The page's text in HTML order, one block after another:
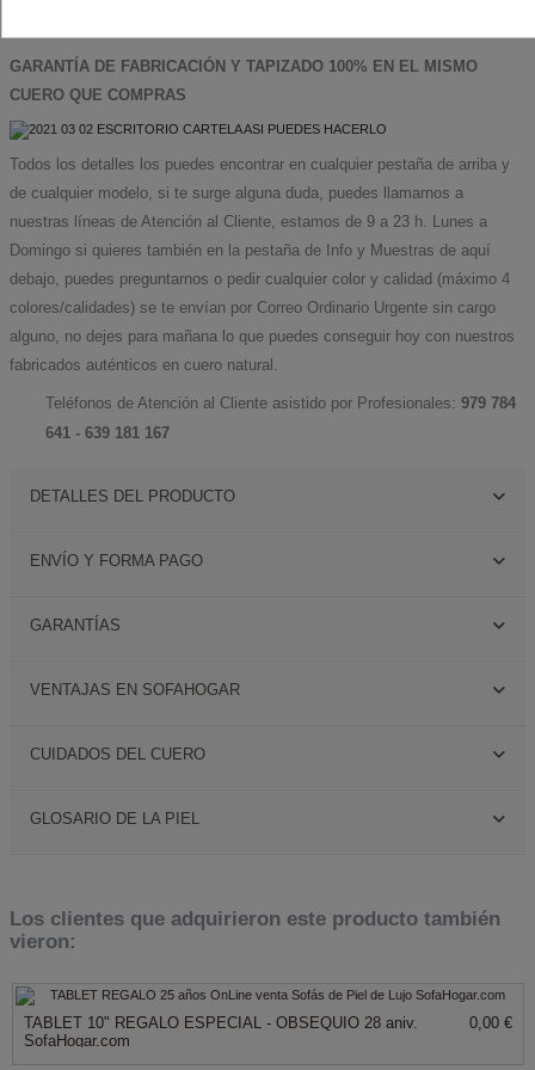
GARANTÍA DE FABRICACIÓN Y TAPIZADO 100% EN EL MISMO
CUERO QUE COMPRAS
Todos los detalles los puedes encontrar en cualquier pestaña de arriba y
de cualquier modelo, si te surge alguna duda, puedes llamarnos a
nuestras líneas de Atención al Cliente, estamos de 9 a 23 h. Lunes a
Domingo si quieres también en la pestaña de Info y Muestras de aquí
debajo, puedes preguntarnos o pedir cualquier color y calidad (máximo 4
colores/calidades) se te envían por Correo Ordinario Urgente sin cargo
alguno, no dejes para mañana lo que puedes conseguir hoy con nuestros
fabricados auténticos en cuero natural.
Teléfonos de Atención al Cliente asistido por Profesionales: 979 784
641 - 639 181 167
DETALLES DEL PRODUCTO
ENVÍO Y FORMA PAGO
GARANTÍAS
VENTAJAS EN SOFAHOGAR
CUIDADOS DEL CUERO
GLOSARIO DE LA PIEL
Los clientes que adquirieron este producto también
vieron:
TABLET 10" REGALO ESPECIAL - OBSEQUIO 28 aniv.
SofaHogar.com
0,00 €